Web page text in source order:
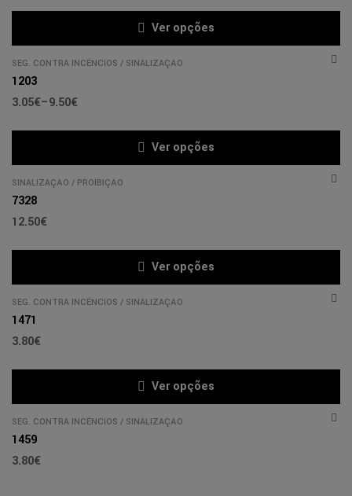
Ver opções
SEG. CONTRA INCÊNCIOS / SINALIZAÇÃO
1203
3.05€–9.50€
Ver opções
SINALIZAÇÃO / PROÍBIÇÃO
7328
12.50€
Ver opções
SEG. CONTRA INCÊNCIOS / SINALIZAÇÃO
1471
3.80€
Ver opções
SEG. CONTRA INCÊNCIOS / SINALIZAÇÃO
1459
3.80€